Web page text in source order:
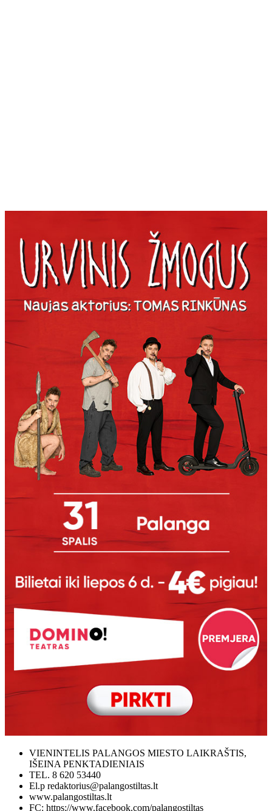
VIENINTELIS PALANGOS MIESTO LAIKRAŠTIS,
IŠEINA PENKTADIENIAIS
TEL. 8 620 53440
El.p redaktorius@palangostiltas.lt
www.palangostiltas.lt
FC: https://www.facebook.com/palangostiltas